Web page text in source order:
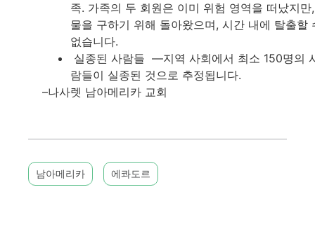
족. 가족의 두 회원은 이미 위험 영역을 떠났지만
물을 구하기 위해 돌아왔으며, 시간 내에 탈출할
없습니다.
실종된 사람들 —지역 사회에서 최소 150명의
람들이 실종된 것으로 추정됩니다.
–나사렛 남아메리카 교회
남아메리카 에콰도르